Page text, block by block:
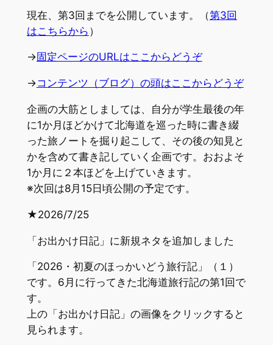
現在、第3回までを公開しています。（第3回
はこちらから ）
→固定ページのURLはここからどうぞ
→コンテンツ（ブログ）の頭はここからどうぞ
企画の大筋としましては、自分が学生最後の年
に1か月ほどかけて北海道を巡った時に書き綴
った旅ノートを掘り起こして、その後の知見と
かを含めて書き記していく企画です。おおよそ
1か月に２本ほどを上げていきます。
※次回は8月15日頃公開の予定です。
★2026/7/25
「お出かけ日記」に新規ネタを追加しました
「2026・初夏のほっかいどう旅行記」（１）
です。6月に行ってきた北海道旅行記の第1回で
す。
上の「お出かけ日記」の画像をクリックすると
見られます。